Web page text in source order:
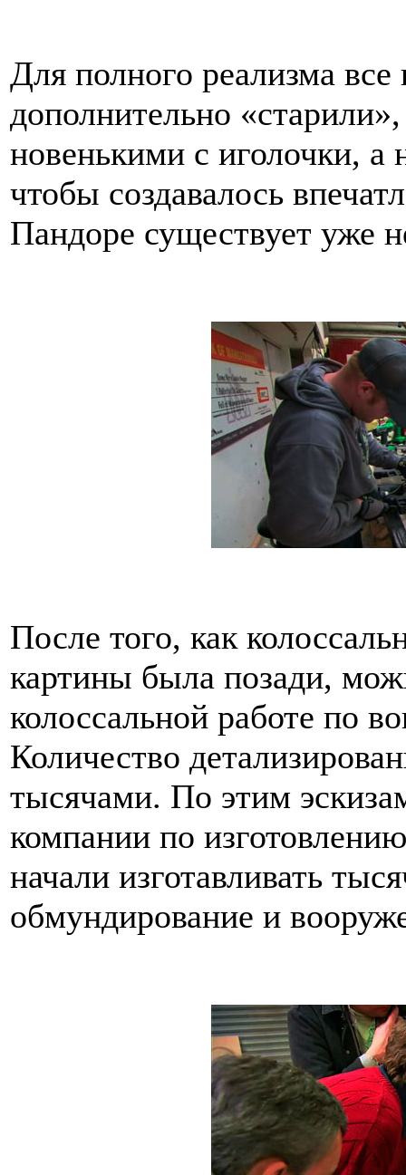
Для полного реализма
дополнительно
новенькими с иголочки, а
чтобы создавалось
Пандоре существует уже
После того, как
картины была позади,
колоссальной работе по
Количество
тысячами. По этим
компании по
начали изготавливать
обмундирование и